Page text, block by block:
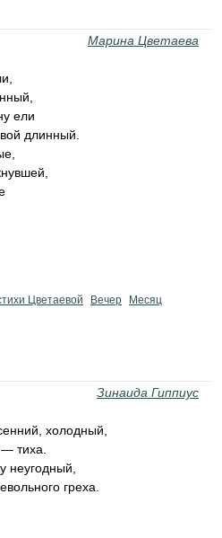
Марина Цветаева
ели
длинный.
Цветаевой Вечер
Месяц
Зинаида Гиппиус
холодный,
тиха.
неугодный,
греха.